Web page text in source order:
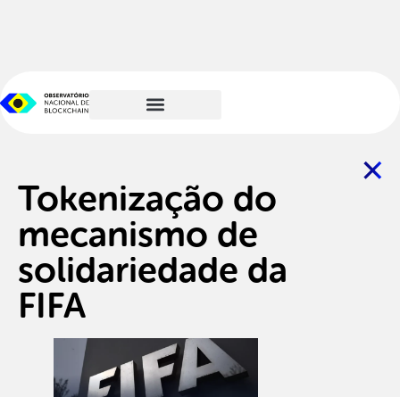
Tokenização do
mecanismo de
solidariedade da
FIFA